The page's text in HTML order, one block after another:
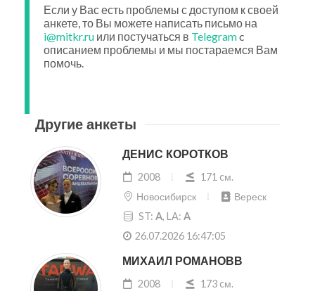
Если у Вас есть проблемы с доступом к своей
анкете, то Вы можете написать письмо на
i@mitkr.ru или постучаться в Telegramc
описанием проблемы и мы постараемся Вам
помочь.
Другие анкеты
ДЕНИС КОРОТКОВ
2008
171 cм.
Новосибирск
Вереск
ST: A, LA: A
26.07.2026 16:47:05
МИХАИЛ РОМАНОВВ
2008
173 cм.